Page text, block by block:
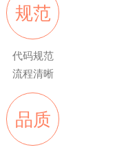
规范
代码规范
流程清晰
品质